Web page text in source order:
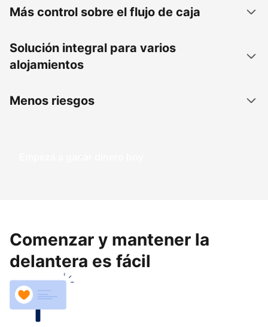
Más control sobre el flujo de caja
Solución integral para varios
alojamientos
Menos riesgos
Empezá a ganar dinero hoy
Comenzar y mantener la
delantera es fácil